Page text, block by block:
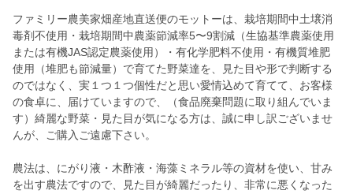
ファミリー農美家畑産地直送便のモットーは、栽培期間中土壌消
毒剤不使用・栽培期間中農薬節減率5〜9割減（生協基準農薬使用
または有機JAS認定農薬使用）・有化学肥料不使用・有機質堆肥
使用（堆肥も節減量）で育てた野菜達を、見た目や形で判断する
のではなく、実１つ１つ個性だと思い愛情込めて育てて、お客様
の食卓に、届けていますので、（食品廃棄問題に取り組んでいま
す）綺麗な野菜・見た目が気になる方は、誠に申し訳ございませ
んが、ご購入ご遠慮下さい。
農法は、にがり液・木酢液・海藻ミネラル等の資材を使い、甘み
を出す農法ですので、見た目が綺麗だったり、非常に悪くなった